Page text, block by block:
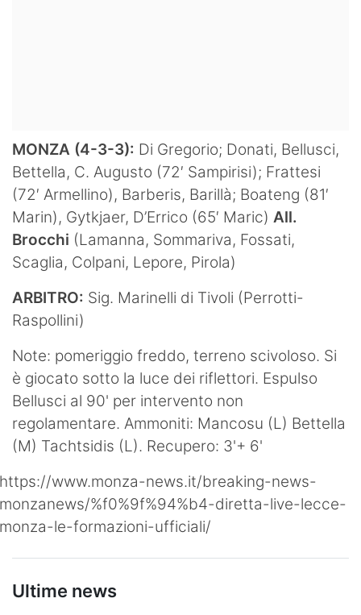
MONZA (4-3-3): Di Gregorio; Donati, Bellusci,
Bettella, C. Augusto (72′ Sampirisi); Frattesi
(72′ Armellino), Barberis, Barillà; Boateng (81′
Marin), Gytkjaer, D’Errico (65′ Maric) All.
Brocchi (Lamanna, Sommariva, Fossati,
Scaglia, Colpani, Lepore, Pirola)
ARBITRO: Sig. Marinelli di Tivoli (Perrotti-
Raspollini)
Note: pomeriggio freddo, terreno scivoloso. Si
è giocato sotto la luce dei riflettori. Espulso
Bellusci al 90' per intervento non
regolamentare. Ammoniti: Mancosu (L) Bettella
(M) Tachtsidis (L). Recupero: 3'+ 6'
https://www.monza-news.it/breaking-news-
monzanews/%f0%9f%94%b4-diretta-live-lecce-
monza-le-formazioni-ufficiali/
Ultime news